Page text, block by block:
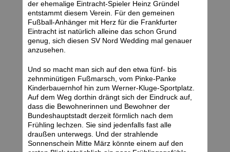
der ehemalige Eintracht-Spieler Heinz Gründel
entstammt diesem Verein. Für den gemeinen
Fußball-Anhänger mit Herz für die Frankfurter
Eintracht ist natürlich alleine das schon Grund
genug, sich diesen SV Nord Wedding mal genauer
anzusehen.
Und so macht man sich auf den etwa fünf- bis
zehnminütigen Fußmarsch, vom Pinke-Panke
Kinderbauernhof hin zum Werner-Kluge-Sportplatz.
Auf dem Weg dorthin drängt sich der Eindruck auf,
dass die Bewohnerinnen und Bewohner der
Bundeshauptstadt derzeit förmlich nach dem
Frühling lechzen. Sie sind jedenfalls fast alle
draußen unterwegs. Und der strahlende
Sonnenschein Mitte März könnte einem auf den